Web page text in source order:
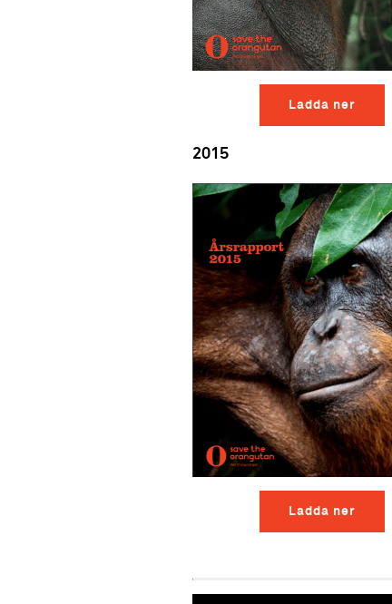
Ladda ner
2015
Ladda ner